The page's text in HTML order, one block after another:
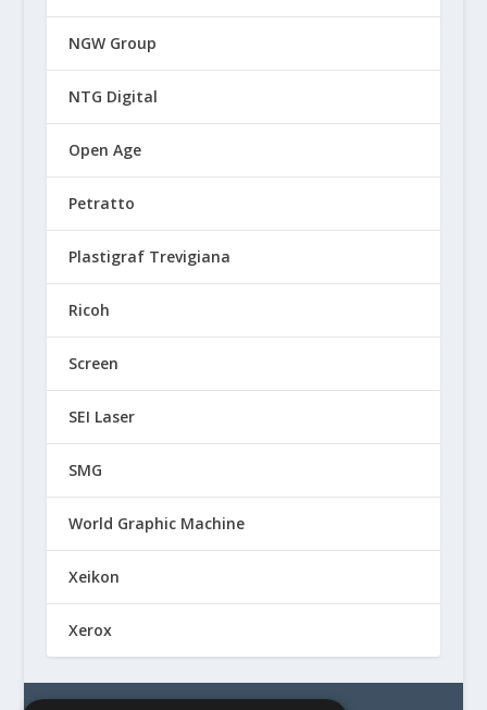
NGW Group
NTG Digital
Open Age
Petratto
Plastigraf Trevigiana
Ricoh
Screen
SEI Laser
SMG
World Graphic Machine
Xeikon
Xerox